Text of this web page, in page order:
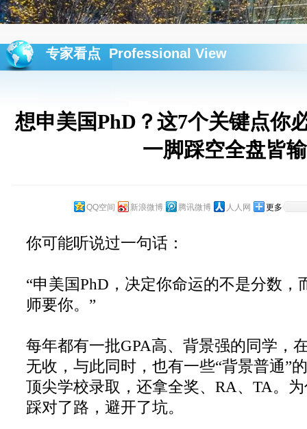
专家看点 Professional View
想申美国PhD？这7个关键点你
一脚踩空全盘皆输
QQ空间 新浪微博 腾讯微博 人人网 更多
你可能听说过一句话：
“申美国PhD，决定你命运的不是分数，
师要你。”
每年都有一批GPA高、背景强的同学，
无收，与此同时，也有一些“背景普通”
顶尖学校录取，还拿全奖、RA、TA。
踩对了路，避开了坑。